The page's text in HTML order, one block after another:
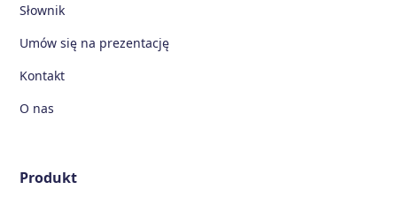
Słownik
Umów się na prezentację
Kontakt
O nas
Produkt